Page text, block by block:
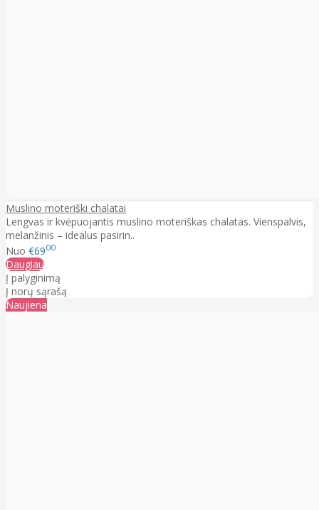
Muslino moteriški chalatai
Lengvas ir kvėpuojantis muslino moteriškas chalatas. Vienspalvis,
melanžinis – idealus pasirin..
Nuo €6900
Daugiau
Į palyginimą
Į norų sąrašą
Naujiena